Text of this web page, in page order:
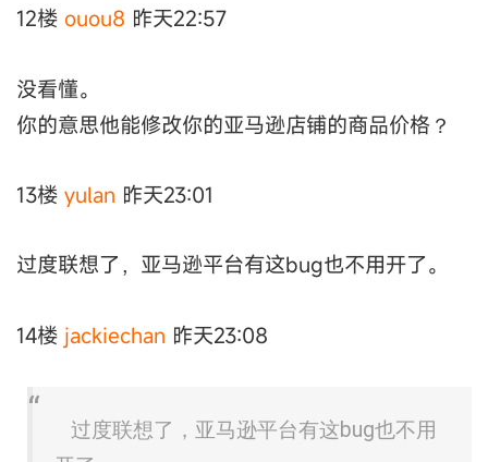
12楼 ouou8 昨天22:57
没看懂。
你的意思他能修改你的亚马逊店铺的商品价格？
13楼 yulan 昨天23:01
过度联想了，亚马逊平台有这bug也不用开了。
14楼 jackiechan 昨天23:08
过度联想了，亚马逊平台有这bug也不用